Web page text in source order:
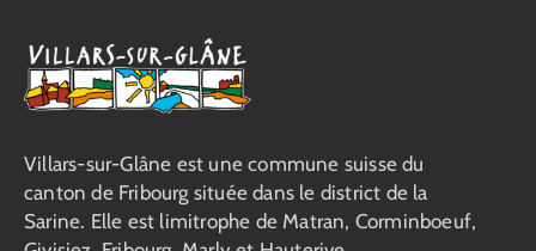
Villars-sur-Glâne est une commune suisse du
canton de Fribourg située dans le district de la
Sarine. Elle est limitrophe de Matran, Corminboeuf,